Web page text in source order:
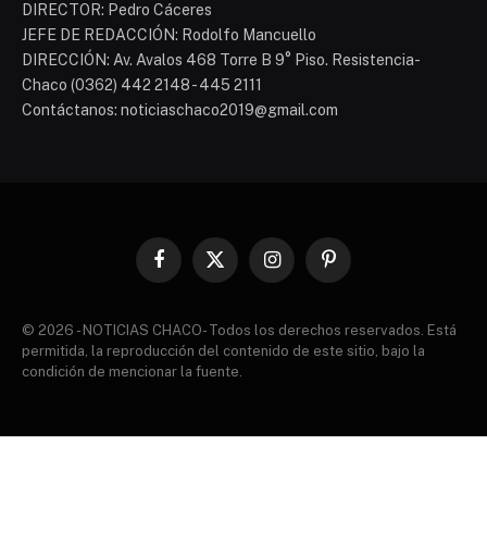
DIRECTOR: Pedro Cáceres
JEFE DE REDACCIÓN: Rodolfo Mancuello
DIRECCIÓN: Av. Avalos 468 Torre B 9° Piso. Resistencia-
Chaco (0362) 442 2148 - 445 2111
Contáctanos: noticiaschaco2019@gmail.com
Facebook
X
InstagramPinterest
© 2026 - NOTICIAS CHACO- Todos los derechos reservados. Está
permitida, la reproducción del contenido de este sitio, bajo la
condición de mencionar la fuente.